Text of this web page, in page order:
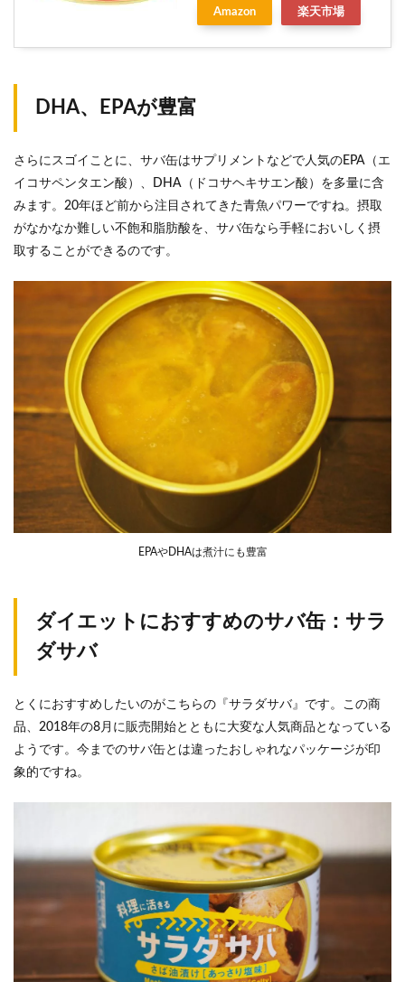
Amazon 楽天市場
DHA、EPAが豊富
さらにスゴイことに、サバ缶はサプリメントなどで人気のEPA（エ
イコサペンタエン酸）、DHA（ドコサヘキサエン酸）を多量に含
みます。20年ほど前から注目されてきた青魚パワーですね。摂取
がなかなか難しい不飽和脂肪酸を、サバ缶なら手軽においしく摂
取することができるのです。
EPAやDHAは煮汁にも豊富
ダイエットにおすすめのサバ缶：サラ
ダサバ
とくにおすすめしたいのがこちらの『サラダサバ』です。この商
品、2018年の8月に販売開始とともに大変な人気商品となっている
ようです。今までのサバ缶とは違ったおしゃれなパッケージが印
象的ですね。